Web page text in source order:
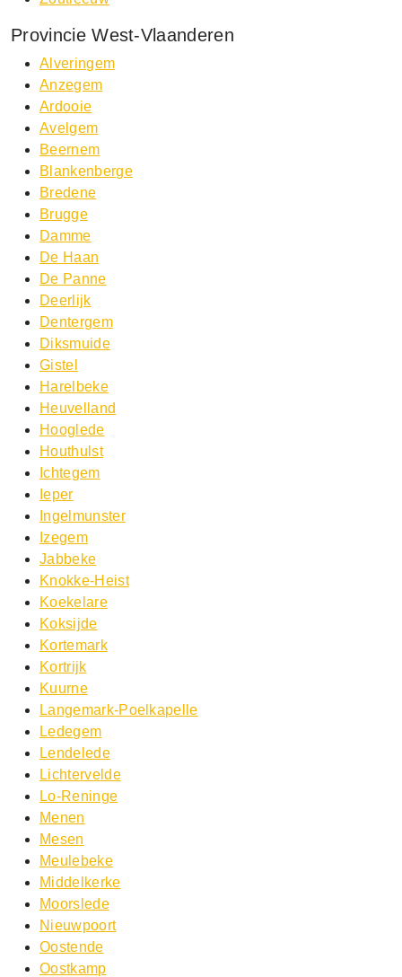
Provincie West-Vlaanderen
Alveringem
Anzegem
Ardooie
Avelgem
Beernem
Blankenberge
Bredene
Brugge
Damme
De Haan
De Panne
Deerlijk
Dentergem
Diksmuide
Gistel
Harelbeke
Heuvelland
Hooglede
Houthulst
Ichtegem
Ieper
Ingelmunster
Izegem
Jabbeke
Knokke-Heist
Koekelare
Koksijde
Kortemark
Kortrijk
Kuurne
Langemark-Poelkapelle
Ledegem
Lendelede
Lichtervelde
Lo-Reninge
Menen
Mesen
Meulebeke
Middelkerke
Moorslede
Nieuwpoort
Oostende
Oostkamp